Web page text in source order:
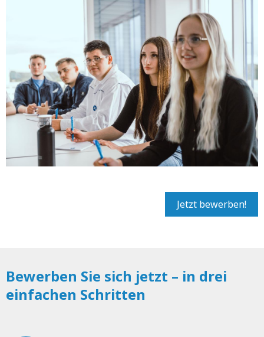
Jetzt bewerben!
Bewerben Sie sich jetzt – in drei
einfachen Schritten